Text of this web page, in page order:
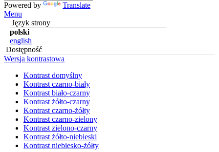
Powered by
Translate
Menu
Język strony
polski
english
Dostępność
Wersja kontrastowa
Kontrast domyślny
Kontrast czarno-biały
Kontrast biało-czarny
Kontrast żółto-czarny
Kontrast czarno-żółty
Kontrast czarno-zielony
Kontrast zielono-czarny
Kontrast żółto-niebieski
Kontrast niebiesko-żółty